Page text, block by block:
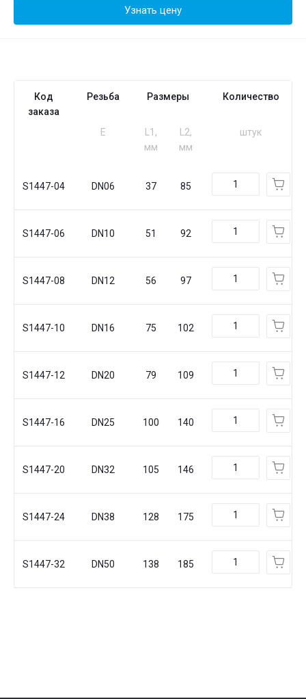
Узнать цену
Код
заказа
Резьба Размеры Количество
Е
L1,
мм
L2,
мм
штук
S1447-04 DN06 37 85
S1447-06 DN10 51 92
S1447-08 DN12 56 97
S1447-10 DN16 75 102
S1447-12 DN20 79 109
S1447-16 DN25 100 140
S1447-20 DN32 105 146
S1447-24 DN38 128 175
S1447-32 DN50 138 185